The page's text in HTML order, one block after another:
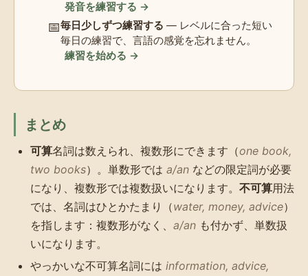
発音を練習する →
📅毎日少しずつ練習する — レベルに合った短い
毎日の練習で、言語の感覚を忘れません。
練習を始める →
まとめ
可算名詞は数えられ、複数形にできます（one book,
two books）。単数形では a/an などの限定詞が必要
になり、複数形では複数扱いになります。 不可算用法
では、名詞はひとかたまり（water, money, advice）
を指します：複数形がなく、 a/an も付かず、単数扱
いになります。
やっかいな不可算名詞には information, advice,